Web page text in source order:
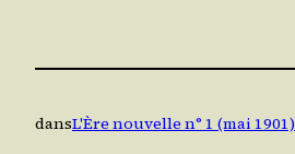
dansL'Ère nouvelle n° 1 (mai 1901)